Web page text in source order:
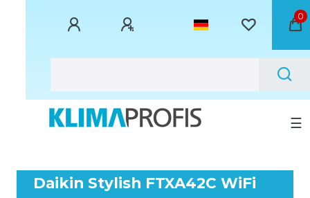
0
☰
Daikin Stylish FTXA42C WiFi